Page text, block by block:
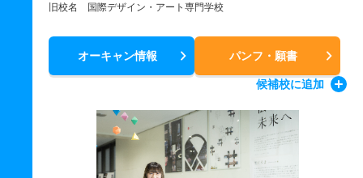
旧校名 国際デザイン・アート専門学校
オーキャン情報 パンフ・願書
候補校に追加